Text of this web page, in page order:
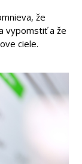
že
vypomstiť a že
ciele.